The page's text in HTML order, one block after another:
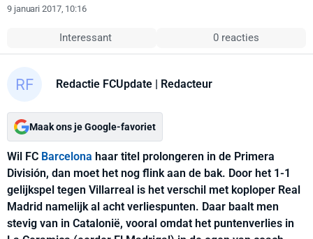
9 januari 2017, 10:16
Interessant 0 reacties
Redactie FCUpdate | Redacteur
Maak ons je Google-favoriet
Wil FC Barcelona haar titel prolongeren in de Primera
División, dan moet het nog flink aan de bak. Door het 1-1
gelijkspel tegen Villarreal is het verschil met koploper Real
Madrid namelijk al acht verliespunten. Daar baalt men
stevig van in Catalonië, vooral omdat het puntenverlies in